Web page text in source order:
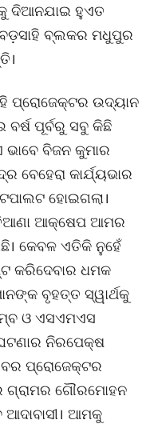
ଦିଆନଯାଇ ହୁଏତ
ବଡ଼ସାହି ବ୍ଲକର ମଧୁପୁର
ପ୍ରୋଜେକ୍ଟର ଉଦ୍ୟାନ
ପୂର୍ବରୁ ସବୁ କିଛି
ବିଜନ କୁମାର
କାର୍ଯ୍ୟଭାର
ହୋଇଗଲା।
ଆକ୍ଷେପ ଆମର
କେବଳ ଏତିକି ନୁହେଁ
କରିଦେବାର ଧମକ
ବୃହତ୍ତ ସ୍ୱାର୍ଥକୁ
ଓ ଏସଏମଏସ
ନିରପେକ୍ଷ
ପ୍ରୋଜେକ୍ଟର
ଗ୍ରାମର ଗୌରମୋହନ
ଆମକୁ